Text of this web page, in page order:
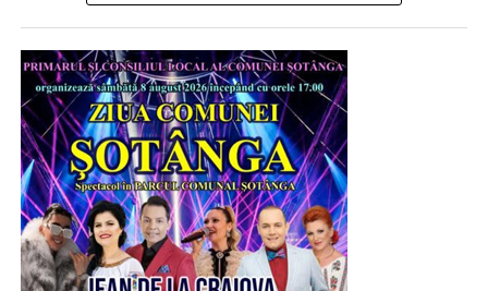
MW, contribuind astfel la efortul național de reducere a
consumului de energie.
„Donalam înțelege dificultatea situației energetice
actuale și importanța unui răspuns coordonat din
partea marilor consumatori industriali. De aceea, am
răspuns fără rezerve solicitării autorităților și am
adaptat programul de producție acolo unde a fost
posibil. Prin aceste măsuri, sprijinim în mod concret